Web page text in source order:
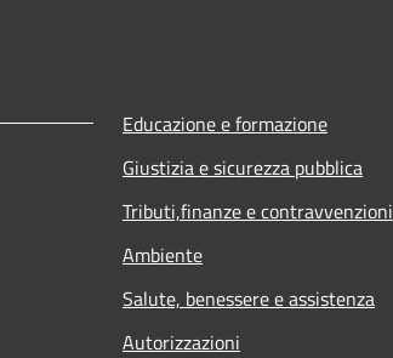
Educazione e formazione
Giustizia e sicurezza pubblica
Tributi,finanze e contravvenzioni
Ambiente
Salute, benessere e assistenza
Autorizzazioni